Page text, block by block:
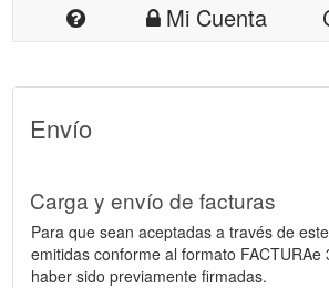
Mi Cuenta
Envío
Carga y envío de facturas
Para que sean aceptadas a través de
emitidas conforme al formato FACTURAe
haber sido previamente firmadas.